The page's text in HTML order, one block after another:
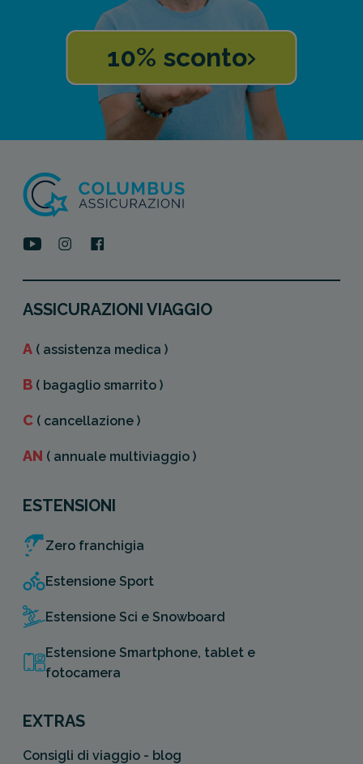
10% sconto
ASSICURAZIONI VIAGGIO
A ( assistenza medica )
B ( bagaglio smarrito )
C ( cancellazione )
AN ( annuale multiviaggio )
ESTENSIONI
Zero franchigia
Estensione Sport
Estensione Sci e Snowboard
Estensione Smartphone, tablet e
fotocamera
EXTRAS
Consigli di viaggio - blog